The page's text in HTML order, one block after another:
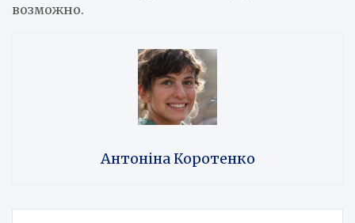
возможно.
Антоніна Коротенко